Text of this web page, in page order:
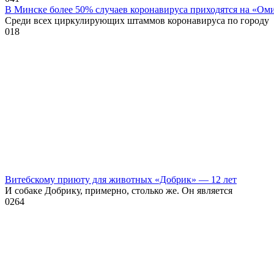
В Минске более 50% случаев коронавируса приходятся на
Среди всех циркулирующих штаммов коронавируса по городу
018
Витебскому приюту для животных «Добрик» — 12 лет
И собаке Добрику, примерно, столько же. Он является
0264